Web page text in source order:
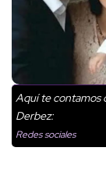
Aquí te contamos
Derbez:
Redes sociales